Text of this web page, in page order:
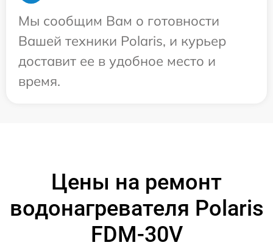
Мы сообщим Вам о готовности
Вашей техники Polaris, и курьер
доставит ее в удобное место и
время.
Цены на ремонт
водонагревателя Polaris
FDM-30V